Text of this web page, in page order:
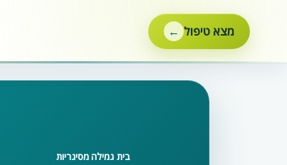
מצא טיפול
בית‹גמילה מסיגריות